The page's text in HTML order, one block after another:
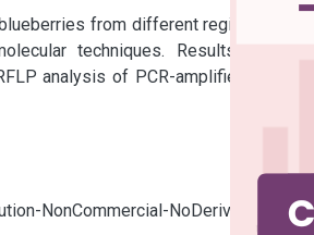
from different regions of
techniques. Results from
analysis of PCR-amplified 23S
NonCommercial-NoDerivatives